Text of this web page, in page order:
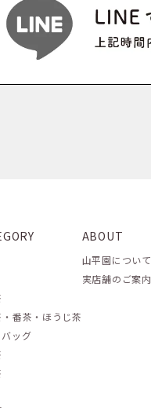
番茶・ほうじ茶
ッグ
ABOUT
山平園について
実店舗のご案内